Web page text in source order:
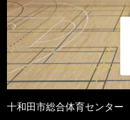
十和田市総合体育センター